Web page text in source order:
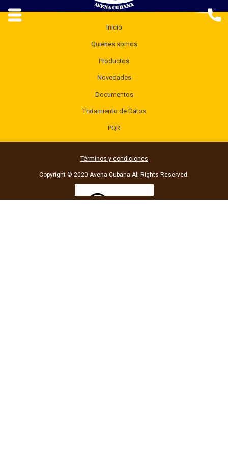
Inicio
Quienes somos
Productos
Novedades
Documentos
Tratamiento de Datos
PQR
Términos y condiciones
Copyright © 2020 Avena Cubana All Rights Reserved.